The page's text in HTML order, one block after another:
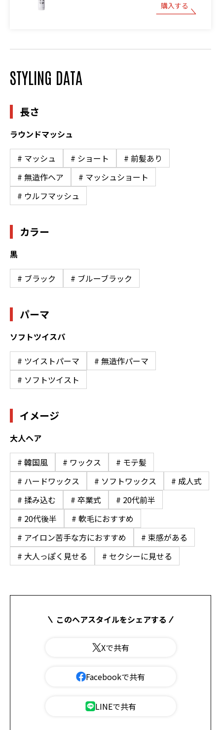
購入する
STYLING DATA
長さ
ラウンドマッシュ
# マッシュ # ショート
# 前髪あり
# 無造作ヘア
# マッシュショート
# ウルフマッシュ
カラー
黒
# ブラック # ブルーブラック
パーマ
ソフトツイスパ
# ツイストパーマ
# 無造作パーマ
# ソフトツイスト
イメージ
大人ヘア
# 韓国風 # ワックス
# モテ髪
# ハードワックス
# ソフトワックス
# 成人式
# 揉み込む
# 卒業式
# 20代前半
# 20代後半
# 軟毛におすすめ
# アイロン苦手な方におすすめ
# 束感がある
# 大人っぽく見せる
# セクシーに見せる
このヘアスタイルをシェアする
Xで共有
Facebookで共有
LINEで共有